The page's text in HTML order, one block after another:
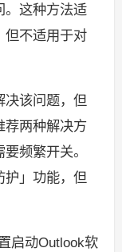
。这种方法适
但不适用于对
决该问题，但
荐两种解决方
频繁开关。
护」功能，但
启动Outlook软